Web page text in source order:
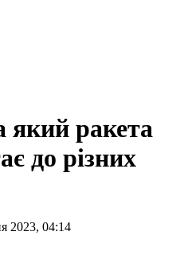
який ракета
до різних
2023, 04:14